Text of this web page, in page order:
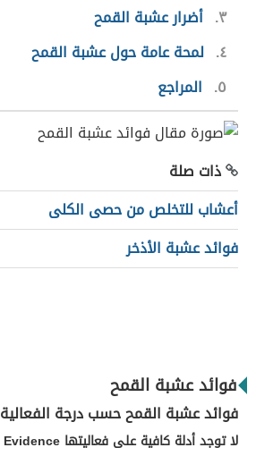
٣ أضرار عشبة القمح
٤ لمحة عامة حول عشبة القمح
٥
المراجع
ذات صلة
أعشاب للتخلص من حصى الكلى
فوائد عشبة الأذخر
فوائد عشبة القمح
فوائد عشبة القمح حسب درجة الفعالية
لا توجد أدلة كافية على فعاليتها Insufficient Evidence